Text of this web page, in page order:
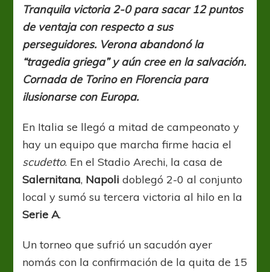
Salerno
se
aleja
en
la
Tranquila victoria 2-0 para sacar 12 puntos
de ventaja con respecto a sus
perseguidores. Verona abandonó la
“tragedia griega” y aún cree en la salvación.
Cornada de Torino en Florencia para
ilusionarse con Europa.
En Italia se llegó a mitad de campeonato y
hay un equipo que marcha firme hacia el
scudetto. En el Stadio Arechi, la casa de
Salernitana, Napoli doblegó 2-0 al conjunto
local y sumó su tercera victoria al hilo en la
Serie A.
Un torneo que sufrió un sacudón ayer
nomás con la confirmación de la quita de 15